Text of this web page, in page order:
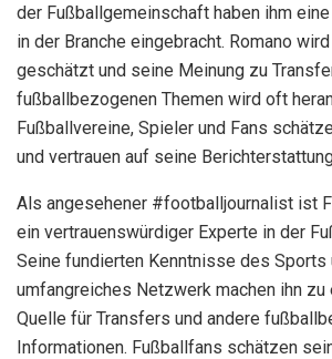
der Fußballgemeinschaft haben ihm
in der Branche eingebracht. Romano
geschätzt und seine Meinung zu
fußballbezogenen Themen wird oft
Fußballvereine, Spieler und Fans
und vertrauen auf seine
Als angesehener #footballjournalist ist
ein vertrauenswürdiger Experte in der
Seine fundierten Kenntnisse des Sports
umfangreiches Netzwerk machen ihn
Quelle für Transfers und andere
Informationen. Fußballfans schätzen